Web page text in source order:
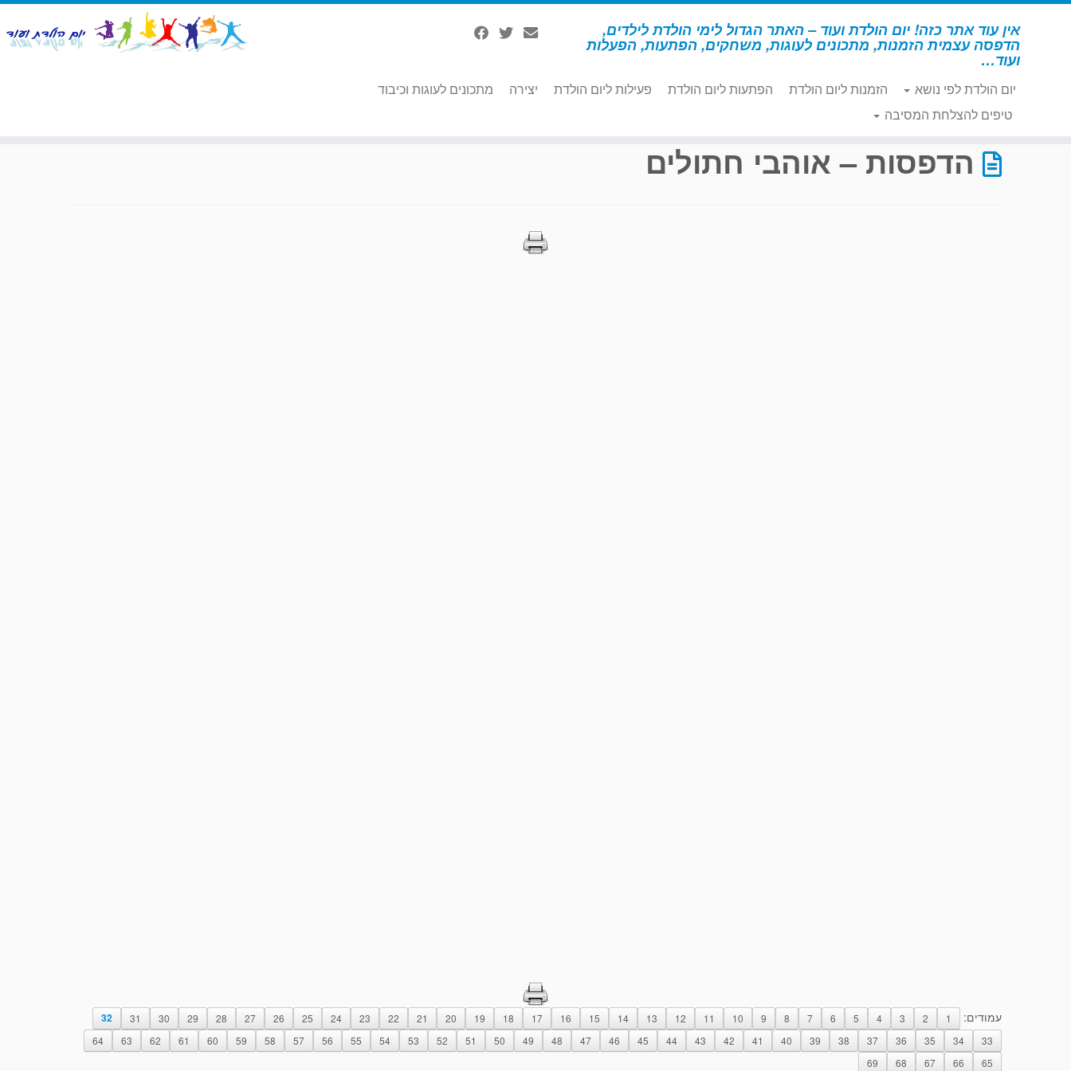
דלג
אין עוד אתר כזה! יום הולדת ועוד – האתר הגדול לימי הולדת לילדים,
הדפסה עצמית הזמנות, מתכונים לעוגות, משחקים, הפתעות, הפעלות
ועוד…
יום הולדת לפי נושא הזמנות ליום הולדת הפתעות ליום הולדת פעילות ליום הולדת יצירה
מתכונים לעוגות וכיבוד
טיפים להצלחת המסיבה
דף הבית » הדפסות – אוהבי חתולים
הדפסות – אוהבי חתולים
עמודים: 1
2
3
4
5
6
7
8
9
10
11
12
13
14
15
16
17
18
19
20
21
22
23
24
25
26
27
28
29
30
31
32
33
34
35
36
37
38
39
40
41
42
43
44
45
46
47
48
49
50
51
52
53
54
55
56
57
58
59
60
61
62
63
64
65
66
67
68
69